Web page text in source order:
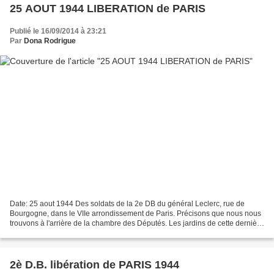
25 AOUT 1944 LIBERATION de PARIS
Publié le 16/09/2014 à 23:21
Par Dona Rodrigue
Date: 25 aout 1944 Des soldats de la 2e DB du général Leclerc, rue de
Bourgogne, dans le VIIe arrondissement de Paris. Précisons que nous nous
trouvons à l'arrière de la chambre des Députés. Les jardins de cette dernière
2è D.B. libération de PARIS 1944